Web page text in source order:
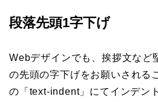
段落先頭1字下げ
Webデザインでも、挨拶文など
の先頭の字下げをお願いされる
の「text-indent」にてインデン